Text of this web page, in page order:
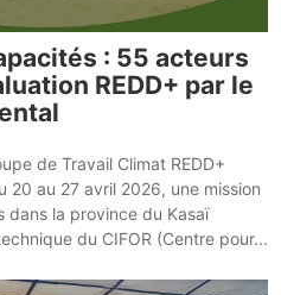
: 55 acteurs
REDD+ par le
de Travail Climat REDD+
20 au 27 avril 2026, une mission
la province du Kasaï
du CIFOR (Centre pour...